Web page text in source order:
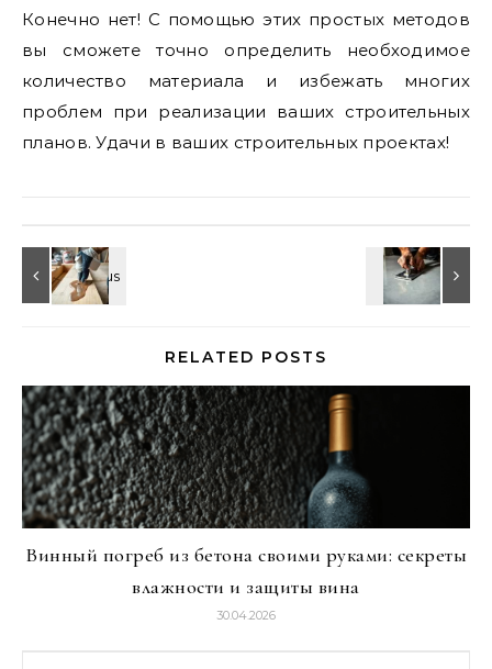
Конечно нет! С помощью этих простых методов
вы сможете точно определить необходимое
количество материала и избежать многих
проблем при реализации ваших строительных
планов. Удачи в ваших строительных проектах!
RELATED POSTS
Винный погреб из бетона своими руками: секреты
влажности и защиты вина
30.04.2026